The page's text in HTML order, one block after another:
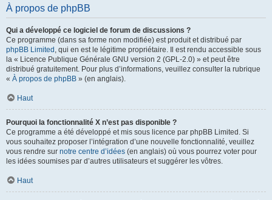
À propos de phpBB
Qui a développé ce logiciel de forum de discussions ?
Ce programme (dans sa forme non modifiée) est produit et distribué par
phpBB Limited , qui en est le légitime propriétaire. Il est rendu accessible sous
la « Licence Publique Générale GNU version 2 (GPL-2.0) » et peut être
distribué gratuitement. Pour plus d’informations, veuillez consulter la rubrique
« À propos de phpBB » (en anglais).
Haut
Pourquoi la fonctionnalité X n’est pas disponible ?
Ce programme a été développé et mis sous licence par phpBB Limited. Si
vous souhaitez proposer l’intégration d’une nouvelle fonctionnalité, veuillez
vous rendre sur notre centre d’idées (en anglais) où vous pourrez voter pour
les idées soumises par d’autres utilisateurs et suggérer les vôtres.
Haut